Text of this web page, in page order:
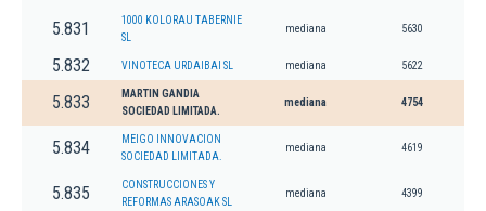
5.831
1000 KOLORAU TABERNIE
SL
mediana 5630
5.832 VINOTECA URDAIBAI SL mediana 5622
5.833
MARTIN GANDIA
SOCIEDAD LIMITADA.
mediana 4754
5.834
MEIGO INNOVACION
SOCIEDAD LIMITADA.
mediana 4619
5.835
CONSTRUCCIONES Y
REFORMAS ARASOAK SL
mediana 4399